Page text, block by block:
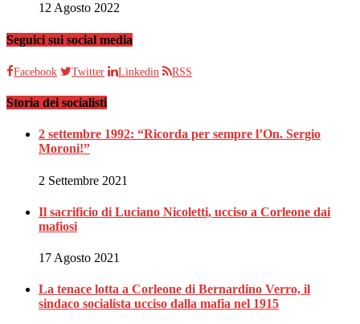
12 Agosto 2022
Seguici sui social media
Facebook Twitter Linkedin RSS
Storia dei socialisti
2 settembre 1992: “Ricorda per sempre l’On. Sergio
Moroni!”
2 Settembre 2021
Il sacrificio di Luciano Nicoletti, ucciso a Corleone dai
mafiosi
17 Agosto 2021
La tenace lotta a Corleone di Bernardino Verro, il
sindaco socialista ucciso dalla mafia nel 1915